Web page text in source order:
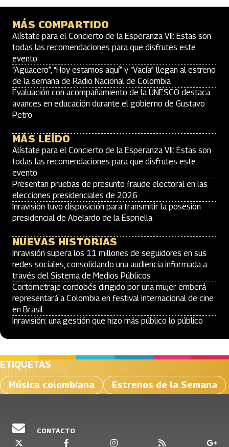
MÁS COMPARTIDO
Alístate para el Concierto de la Esperanza VII: Estas son
todas las recomendaciones para que disfrutes este
evento
“Aguacero”, “Hoy estamos aquí” y “Vacía” llegan al estreno
de la semana de Radio Nacional de Colombia
Evaluación con acompañamiento de la UNESCO destaca
avances en educación durante el gobierno de Gustavo
Petro
MÁS LEÍDO
Alístate para el Concierto de la Esperanza VII: Estas son
todas las recomendaciones para que disfrutes este
evento
Presentan pruebas de presunto fraude electoral en las
elecciones presidenciales de 2026
Inravisión tuvo disposición para transmitir la posesión
presidencial de Abelardo de la Espriella
NUEVAS HISTORIAS
Inravisión supera los 11 millones de seguidores en sus
redes sociales, consolidando una audiencia informada a
través del Sistema de Medios Públicos
Cortometraje cordobés dirigido por una mujer emberá
representará a Colombia en festival internacional de cine
en Brasil
Inravisión: una gestión que hizo más público lo público
ETIQUETAS
Música colombiana
Estrenos de la Semana
CONTACTO